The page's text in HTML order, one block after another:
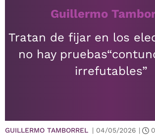
Guillermo
Tratan de fijar en los
no hay
irrefutables”
GUILLERMO TAMBORREL | 04/05/2026 |